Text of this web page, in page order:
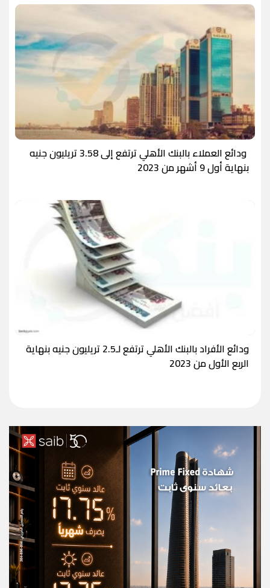
ودائع العملاء بالبنك الأهلي ترتفع إلى 3.58 تريليون جنيه
بنهاية أول 9 أشهر من 2023
ودائع الأفراد بالبنك الأهلي ترتفع لـ2.5 تريليون جنيه بنهاية
الربع الأول من 2023